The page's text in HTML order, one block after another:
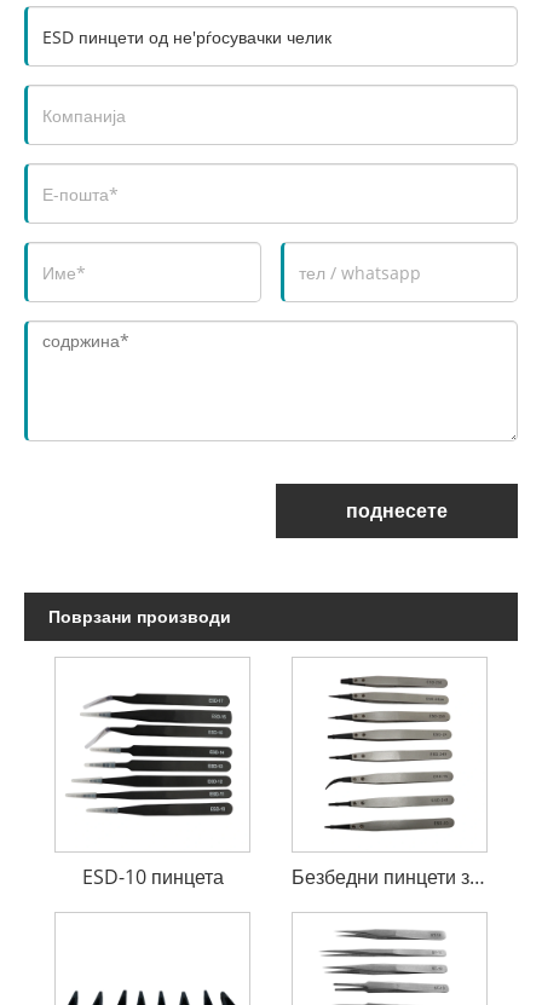
поднесете
Поврзани производи
ESD-10 пинцета Безбедни пинцети за ESD